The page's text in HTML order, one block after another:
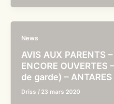
News
AVIS AUX PARENTS
ENCORE OUVERTES
de garde) – ANTARES
Driss / 23 mars 2020